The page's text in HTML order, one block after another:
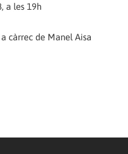
a les 19h
càrrec de Manel Aisa